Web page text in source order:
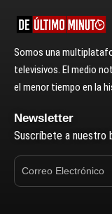
Somos una
televisivos. El medio
el menor tiempo en la
Newsletter
Suscríbete a nuestro